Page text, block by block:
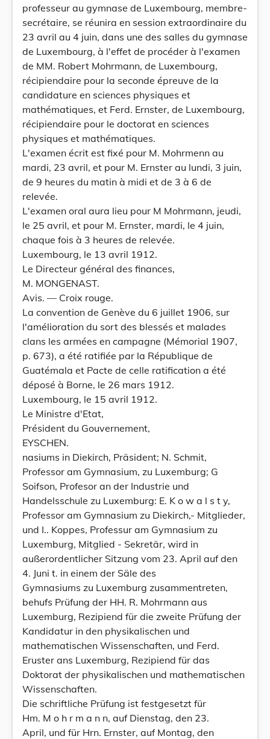
professeur au gymnase de Luxembourg, membre-
secrétaire, se réunira en session extraordinaire du
23 avril au 4 juin, dans une des salles du gymnase
de Luxembourg, à l'effet de procéder à l'examen
de MM. Robert Mohrmann, de Luxembourg,
récipiendaire pour la seconde épreuve de la
candidature en sciences physiques et
mathématiques, et Ferd. Ernster, de Luxembourg,
récipiendaire pour le doctorat en sciences
physiques et mathématiques.
L'examen écrit est fixé pour M. Mohrmenn au
mardi, 23 avril, et pour M. Ernster au lundi, 3 juin,
de 9 heures du matin à midi et de 3 à 6 de
relevée.
L'examen oral aura lieu pour M Mohrmann, jeudi,
le 25 avril, et pour M. Ernster, mardi, le 4 juin,
chaque fois à 3 heures de relevée.
Luxembourg, le 13 avril 1912.
Le Directeur général des finances,
M. MONGENAST.
Avis. — Croix rouge.
La convention de Genève du 6 juillet 1906, sur
l'amélioration du sort des blessés et malades
clans les armées en campagne (Mémorial 1907,
p. 673), a été ratifiée par la République de
Guatémala et Pacte de celle ratification a été
déposé à Borne, le 26 mars 1912.
Luxembourg, le 15 avril 1912.
Le Ministre d'Etat,
Président du Gouvernement,
EYSCHEN.
nasiums in Diekirch, Präsident; N. Schmit,
Professor am Gymnasium, zu Luxemburg; G
Soifson, Profesor an der Industrie und
Handelsschule zu Luxemburg: E. K o w a l s t y,
Professor am Gymnasium zu Diekirch,- Mitglieder,
und I.. Koppes, Professur am Gymnasium zu
Luxemburg, Mitglied - Sekretär, wird in
außerordentlicher Sitzung vom 23. April auf den
4. Juni t. in einem der Säle des
Gymnasiums zu Luxemburg zusammentreten,
behufs Prüfung der HH. R. Mohrmann aus
Luxemburg, Rezipiend für die zweite Prüfung der
Kandidatur in den physikalischen und
mathematischen Wissenschaften, und Ferd.
Eruster ans Luxemburg, Rezipiend für das
Doktorat der physikalischen und mathematischen
Wissenschaften.
Die schriftliche Prüfung ist festgesetzt für
Hm. M o h r m a n n, auf Dienstag, den 23.
April, und für Hrn. Ernster, auf Montag, den